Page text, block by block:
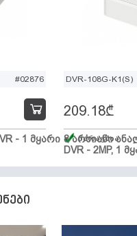
#02876
- 1 მყარი
DVR-108G-K1(S)
8 არხიანი
DVR - 2MP, 1
209.18₾
მარაგშია